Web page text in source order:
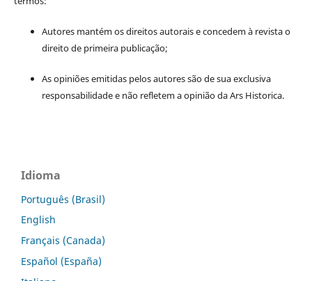
Autores mantém os direitos autorais e concedem à revista o
direito de primeira publicação;
As opiniões emitidas pelos autores são de sua exclusiva
responsabilidade e não refletem a opinião da Ars Historica.
Idioma
Português (Brasil)
English
Français (Canada)
Español (España)